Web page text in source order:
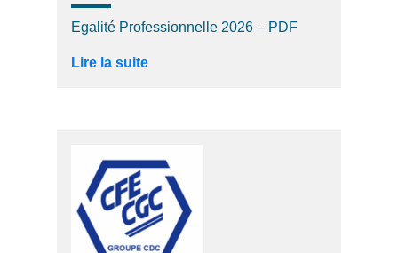
Egalité Professionnelle 2026 – PDF
Lire la suite